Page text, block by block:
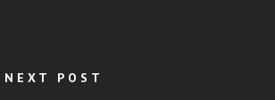
NEXT POST